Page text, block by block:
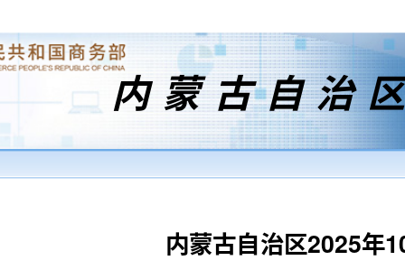
内蒙古自治
内蒙古自治区2025年